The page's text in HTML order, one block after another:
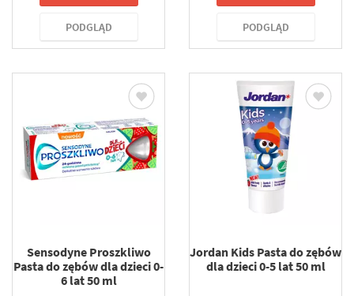
PODGLĄD PODGLĄD
Sensodyne Proszkliwo
Pasta do zębów dla dzieci 0-
6 lat 50 ml
Jordan Kids Pasta do zębów
dla dzieci 0-5 lat 50 ml